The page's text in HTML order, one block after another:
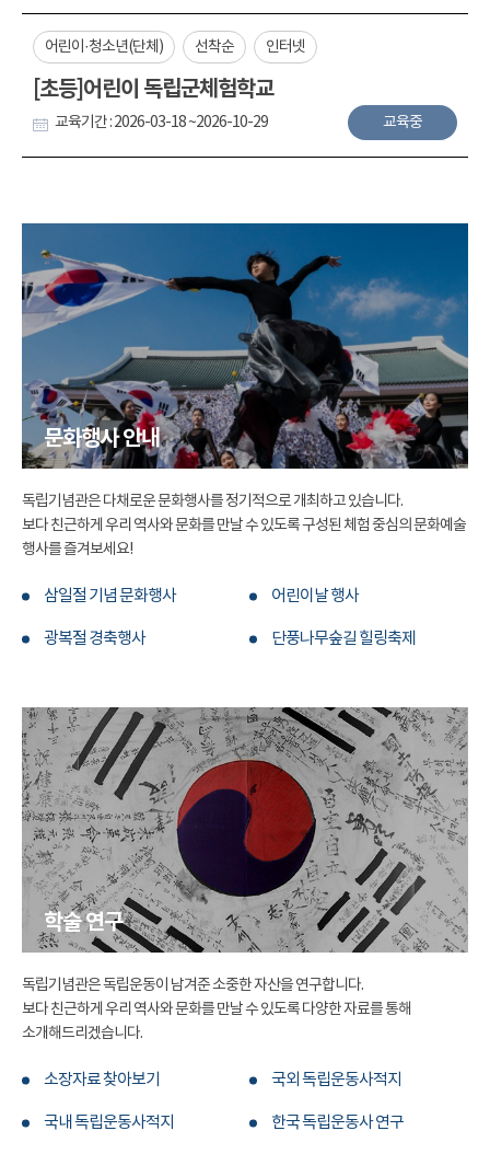
어린이·청소년(단체) 선착순 인터넷
[초등]어린이 독립군체험학교
교육기간 : 2026-03-18 ~2026-10-29 교육중
문화행사 안내
독립기념관은 다채로운 문화행사를 정기적으로 개최하고 있습니다.
보다 친근하게 우리 역사와 문화를 만날 수 있도록 구성된 체험 중심의 문화예술
행사를 즐겨보세요!
삼일절 기념 문화행사 어린이날 행사
광복절 경축행사 단풍나무숲길 힐링축제
학술 연구
독립기념관은 독립운동이 남겨준 소중한 자산을 연구합니다.
보다 친근하게 우리 역사와 문화를 만날 수 있도록 다양한 자료를 통해
소개해드리겠습니다.
소장자료 찾아보기 국외 독립운동사적지
국내 독립운동사적지 한국 독립운동사 연구